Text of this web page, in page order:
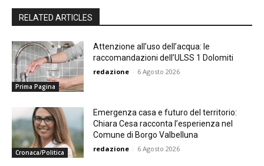
RELATED ARTICLES
Prima Pagina
Attenzione all’uso dell’acqua: le
raccomandazioni dell’ULSS 1 Dolomiti
redazione - 6 Agosto 2026
Cronaca/Politica
Emergenza casa e futuro del territorio:
Chiara Cesa racconta l’esperienza nel
Comune di Borgo Valbelluna
redazione - 6 Agosto 2026